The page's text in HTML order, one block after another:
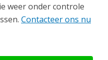
weer onder controle
Contacteer ons nu